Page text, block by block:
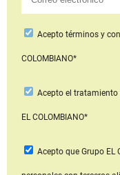
Aceptotérminos y
COLOMBIANO*
Acepto el tratamiento
EL COLOMBIANO*
Acepto que Grupo EL